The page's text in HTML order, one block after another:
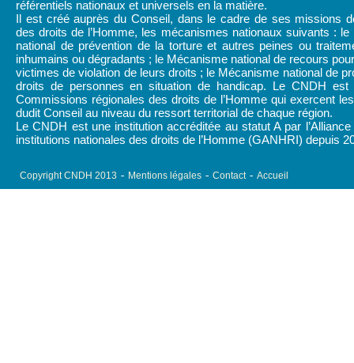
référentiels nationaux et universels en la matière.
Il est créé auprès du Conseil, dans le cadre de ses missions
des droits de l’Homme, les mécanismes nationaux suivants : le
national de prévention de la torture et autres peines ou
inhumains ou dégradants ; le Mécanisme national de recours
victimes de violation de leurs droits ; le Mécanisme national de
droits de personnes en situation de handicap. Le CNDH est
Commissions régionales des droits de l’Homme qui exercent
dudit Conseil au niveau du ressort territorial de chaque région.
Le CNDH est une institution accréditée au statut A par
institutions nationales des droits de l’Homme (GANHRI) depuis
Copyright CNDH 2013 Mentions légales Contact Accueil